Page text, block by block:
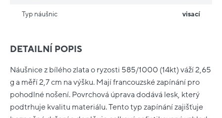
DETAILNÍ POPIS
Náušnice z bílého zlata o ryzosti 585/1000 (14kt) váží 2,65
g a měří 2,7 cm na výšku. Mají francouzské zapínání pro
pohodlné nošení. Povrchová úprava dodává lesk, který
podtrhuje kvalitu materiálu. Tento typ zapínání zajišťuje
Typ náušnic visací